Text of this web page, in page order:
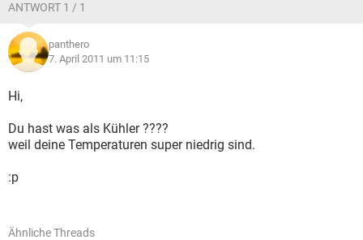
ANTWORT 1 / 1
panthero
7. April 2011 um 11:15
Hi,
Du hast was als Kühler ????
weil deine Temperaturen super niedrig sind.
:p
Ähnliche Threads